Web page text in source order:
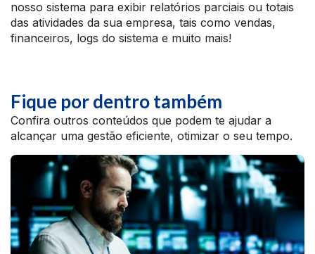
nosso sistema para exibir relatórios parciais ou totais
das atividades da sua empresa, tais como vendas,
financeiros, logs do sistema e muito mais!
Fique por dentro também
Confira outros conteúdos que podem te ajudar a
alcançar uma gestão eficiente, otimizar o seu tempo.